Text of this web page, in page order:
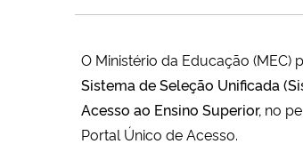
O Ministério da Educação (MEC)
Sistema de Seleção Unificada
Acesso ao Ensino Superior, no
Portal Único de Acesso.